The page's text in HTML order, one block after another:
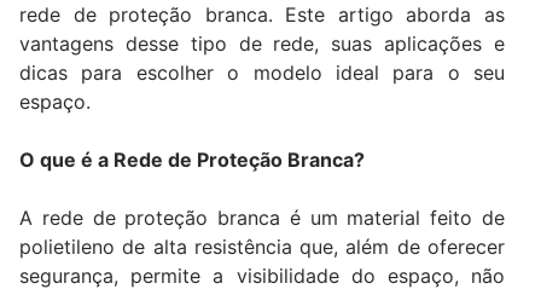
rede de proteção branca. Este artigo aborda as
vantagens desse tipo de rede, suas aplicações e
dicas para escolher o modelo ideal para o seu
espaço.
O que é a Rede de Proteção Branca?
A rede de proteção branca é um material feito de
polietileno de alta resistência que, além de oferecer
segurança, permite a visibilidade do espaço, não